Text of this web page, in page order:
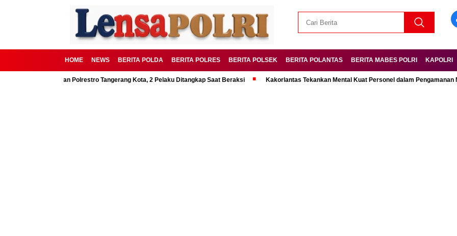
HOME NEWS BERITA POLDA BERITA POLRES BERITA POLSEK BERITA POLANTAS BERITA MABES POLRI KAPOLRI
Digagalkan Polrestro Tangerang Kota, 2 Pelaku Ditangkap Saat Beraksi Kakorlantas Tekankan Mental Kuat Personel dalam Pengamanan Mudik